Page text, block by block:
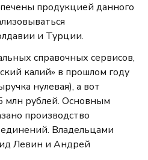
продукцией данного
и Турции.
справочных сервисов,
калий» в прошлом году
нулевая), а вот
млн рублей. Основным
производство
Владельцами
Левин и Андрей